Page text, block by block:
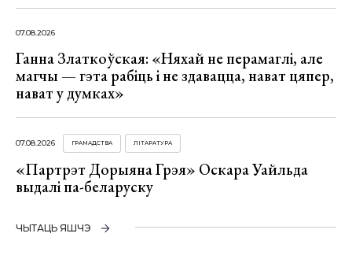
07.08.2026
Ганна Златкоўская: «Няхай не перамаглі, але
магчы — гэта рабіць і не здавацца, нават цяпер,
нават у думках»
07.08.2026 ГРАМАДСТВА ЛІТАРАТУРА
«Партрэт Дорыяна Грэя» Оскара Уайльда
выдалі па-беларуску
ЧЫТАЦЬ ЯШЧЭ